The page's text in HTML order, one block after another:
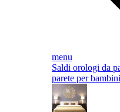
menu
Saldi orologi da
parete per bambini